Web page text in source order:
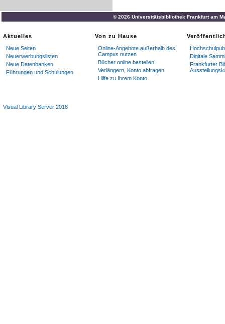
© 2026 Universitätsbibliothek Frankfurt am
Aktuelles
Neue Seiten
Neuerwerbungslisten
Neue Datenbanken
Führungen und Schulungen
Von zu Hause
Online-Angebote außerhalb des
Campus nutzen
Bücher online bestellen
Verlängern, Konto abfragen
Hilfe zu Ihrem Konto
Digitale
Frankfurter
Visual Library Server 2018